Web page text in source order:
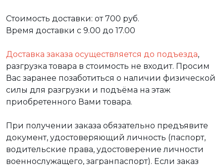
Стоимость доставки: от 700 руб.
Время доставки с 9.00 до 17.00
Доставка заказа осуществляется до подъезда,
разгрузка товара в стоимость не входит. Просим
Вас заранее позаботиться о наличии физической
силы для разгрузки и подъёма на этаж
приобретенного Вами товара.
При получении заказа обязательно предъявите
документ, удостоверяющий личность (паспорт,
водительские права, удостоверение личности
военнослужащего, загранпаспорт). Если заказ